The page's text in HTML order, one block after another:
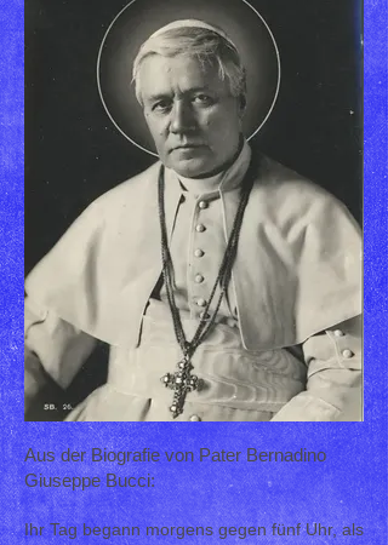
Aus der Biografie von Pater Bernadino
Giuseppe Bucci:
Ihr Tag begann morgens gegen fünf Uhr, als